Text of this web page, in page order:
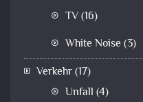
TV(16)
White Noise (3)
Verkehr(17)
Unfall (4)